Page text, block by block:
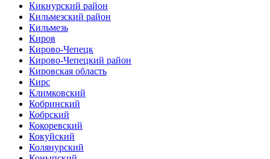
Кикнурский район
Кильмезский район
Кильмезь
Киров
Кирово-Чепецк
Кирово-Чепецкий район
Кировская область
Кирс
Климковский
Кобринский
Кобрский
Кокоревский
Кокуйский
Колянурский